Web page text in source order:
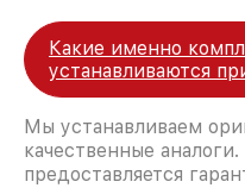
Какие именно
устанавливаются
Мы устанавливаем
качественные
предоставляется